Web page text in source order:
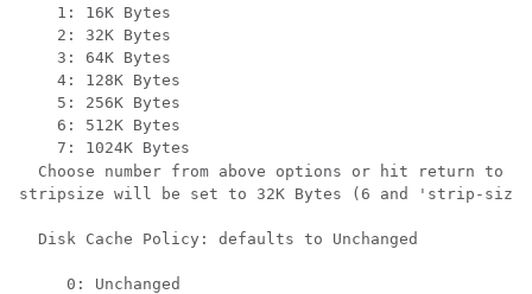
    1: 16K Bytes
    2: 32K Bytes
    3: 64K Bytes
    4: 128K Bytes
    5: 256K Bytes
    6: 512K Bytes
    7: 1024K Bytes
Choose number from above options or hit return to
stripsize will be set to 32K Bytes (6 and 'strip-
  Disk Cache Policy: defaults to Unchanged
     0: Unchanged